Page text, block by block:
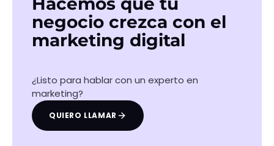
negocio crezca con el
marketing digital
¿Listo para hablar con un experto en
marketing?
QUIERO LLAMAR